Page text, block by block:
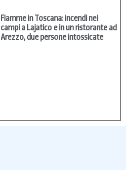
Fiamme in Toscana: incendi nei
campi a Lajatico e in un ristorante ad
Arezzo, due persone intossicate